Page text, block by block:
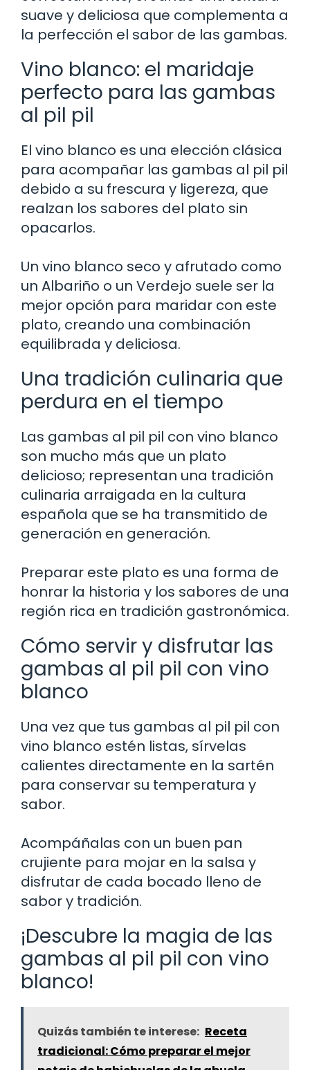
suave y deliciosa que complementa a
la perfección el sabor de las gambas.
Vino blanco: el maridaje
perfecto para las gambas
al pil pil
El vino blanco es una elección clásica
para acompañar las gambas al pil pil
debido a su frescura y ligereza, que
realzan los sabores del plato sin
opacarlos.
Un vino blanco seco y afrutado como
un Albariño o un Verdejo suele ser la
mejor opción para maridar con este
plato, creando una combinación
equilibrada y deliciosa.
Una tradición culinaria que
perdura en el tiempo
Las gambas al pil pil con vino blanco
son mucho más que un plato
delicioso; representan una tradición
culinaria arraigada en la cultura
española que se ha transmitido de
generación en generación.
Preparar este plato es una forma de
honrar la historia y los sabores de una
región rica en tradición gastronómica.
Cómo servir y disfrutar las
gambas al pil pil con vino
blanco
Una vez que tus gambas al pil pil con
vino blanco estén listas, sírvelas
calientes directamente en la sartén
para conservar su temperatura y
sabor.
Acompáñalas con un buen pan
crujiente para mojar en la salsa y
disfrutar de cada bocado lleno de
sabor y tradición.
¡Descubre la magia de las
gambas al pil pil con vino
blanco!
Quizás también te interese: Receta
tradicional: Cómo preparar el mejor